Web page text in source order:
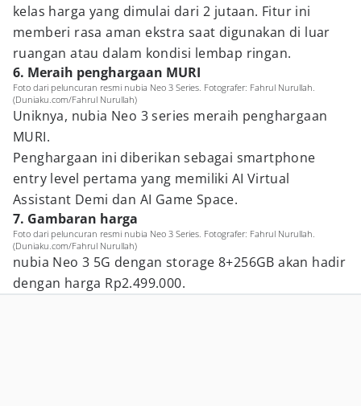
kelas harga yang dimulai dari 2 jutaan. Fitur ini
memberi rasa aman ekstra saat digunakan di luar
ruangan atau dalam kondisi lembap ringan.
6. Meraih penghargaan MURI
Foto dari peluncuran resmi nubia Neo 3 Series. Fotografer: Fahrul Nurullah.
(Duniaku.com/Fahrul Nurullah)
Uniknya, nubia Neo 3 series meraih penghargaan
MURI.
Penghargaan ini diberikan sebagai smartphone
entry level pertama yang memiliki AI Virtual
Assistant Demi dan AI Game Space.
7. Gambaran harga
Foto dari peluncuran resmi nubia Neo 3 Series. Fotografer: Fahrul Nurullah.
(Duniaku.com/Fahrul Nurullah)
nubia Neo 3 5G dengan storage 8+256GB akan hadir
dengan harga Rp2.499.000.